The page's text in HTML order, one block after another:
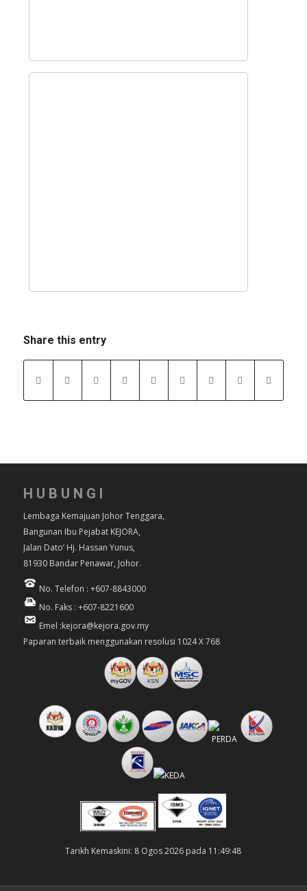
Share this entry
HUBUNGI
Lembaga Kemajuan Johor Tenggara,
Bangunan Ibu Pejabat KEJORA,
Jalan Dato’ Hj. Hassan Yunus,
81930 Bandar Penawar, Johor.
No. Telefon : +607-8843000
No. Faks : +607-8221600
Emel :kejora@kejora.gov.my
Paparan terbaik menggunakan resolusi 1024 X 768
Tarikh Kemaskini: 8 Ogos 2026 pada 11:49:48